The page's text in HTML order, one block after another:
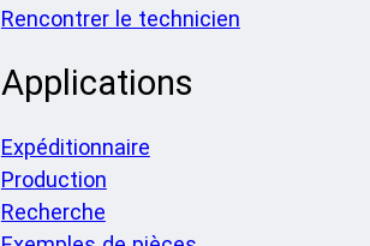
Rencontrer le technicien
Applications
Expéditionnaire
Production
Recherche